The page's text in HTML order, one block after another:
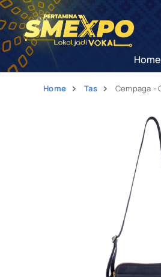
Home
Home Tas Cempaga -